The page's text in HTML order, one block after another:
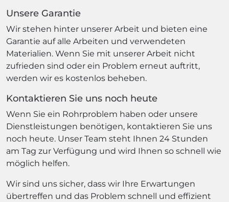
Unsere Garantie
Wir stehen hinter unserer Arbeit und bieten eine
Garantie auf alle Arbeiten und verwendeten
Materialien. Wenn Sie mit unserer Arbeit nicht
zufrieden sind oder ein Problem erneut auftritt,
werden wir es kostenlos beheben.
Kontaktieren Sie uns noch heute
Wenn Sie ein Rohrproblem haben oder unsere
Dienstleistungen benötigen, kontaktieren Sie uns
noch heute. Unser Team steht Ihnen 24 Stunden
am Tag zur Verfügung und wird Ihnen so schnell wie
möglich helfen.
Wir sind uns sicher, dass wir Ihre Erwartungen
übertreffen und das Problem schnell und effizient